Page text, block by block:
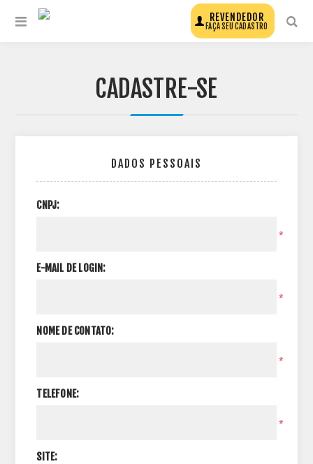
REVENDEDOR
FAÇA SEU CADASTRO
CADASTRE-SE
DADOS PESSOAIS
CNPJ:
*
E-MAIL DE LOGIN:
*
NOME DE CONTATO:
*
TELEFONE:
*
SITE: